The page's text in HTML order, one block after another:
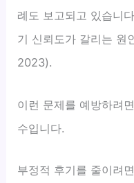
례도 보고되고 있습니
기 신뢰도가 갈리는 원
2023).
이런 문제를 예방하려
수입니다.
부정적 후기를 줄이려